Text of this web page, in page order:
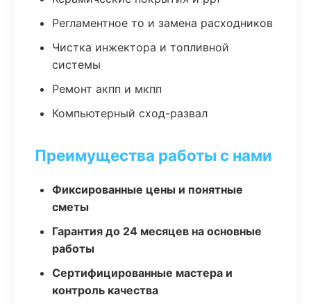
Регламентное то и замена расходников
Чистка инжектора и топливной
системы
Ремонт акпп и мкпп
Компьютерный сход-развал
Преимущества работы с нами
Фиксированные цены и понятные
сметы
Гарантия до 24 месяцев на основные
работы
Сертифицированные мастера и
контроль качества